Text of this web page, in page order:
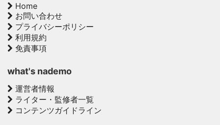
Home
お問い合わせ
プライバシーポリシー
利用規約
免責事項
what's nademo
運営者情報
ライター・監修者一覧
コンテンツガイドライン